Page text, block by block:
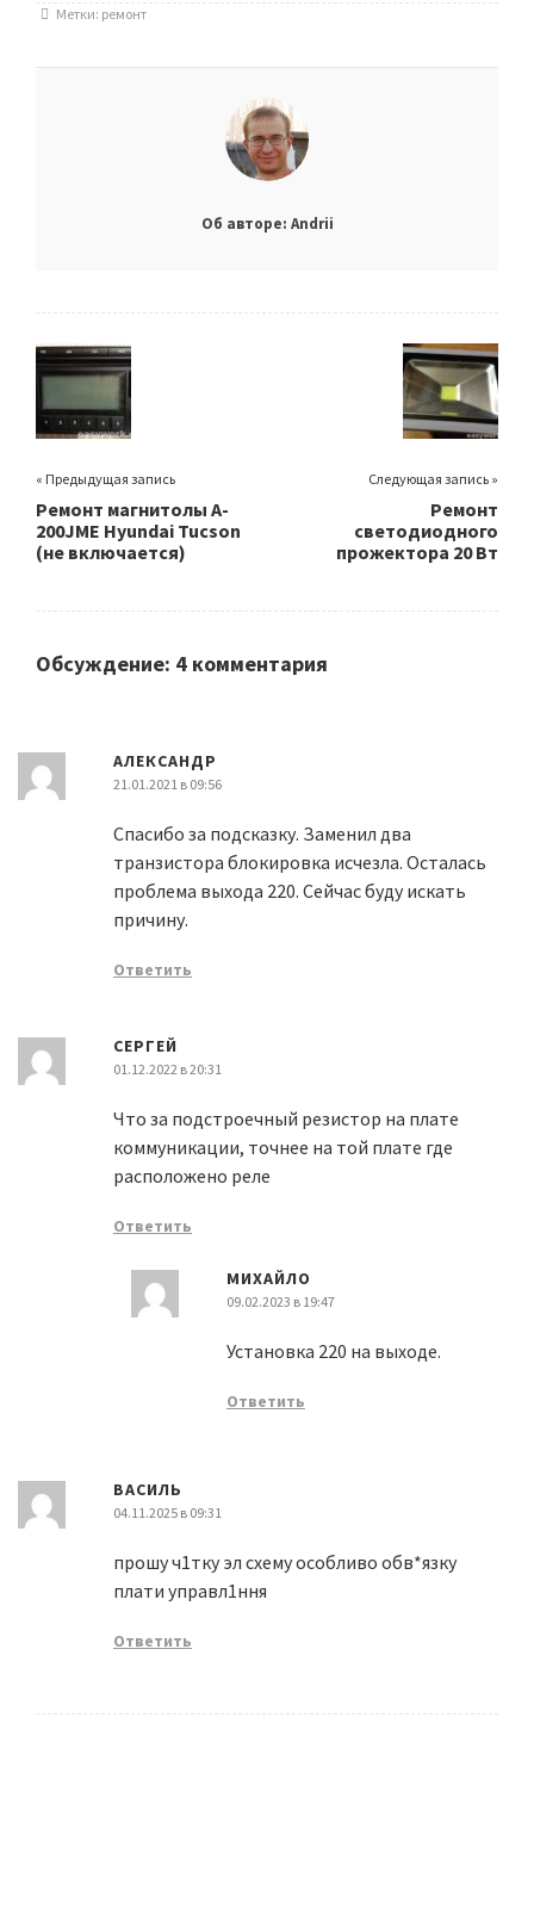
Метки: ремонт
Об авторе: Andrii
« Предыдущая запись
Ремонт магнитолы A-
200JME Hyundai Tucson
(не включается)
Следующая запись »
Ремонт
светодиодного
прожектора 20 Вт
Обсуждение: 4 комментария
АЛЕКСАНДР
21.01.2021 в 09:56
Спасибо за подсказку. Заменил два
транзистора блокировка исчезла. Осталась
проблема выхода 220. Сейчас буду искать
причину.
Ответить
СЕРГЕЙ
01.12.2022 в 20:31
Что за подстроечный резистор на плате
коммуникации, точнее на той плате где
расположено реле
Ответить
МИХАЙЛО
09.02.2023 в 19:47
Установка 220 на выходе.
Ответить
ВАСИЛЬ
04.11.2025 в 09:31
прошу ч1тку эл схему особливо обв*язку
плати управл1ння
Ответить